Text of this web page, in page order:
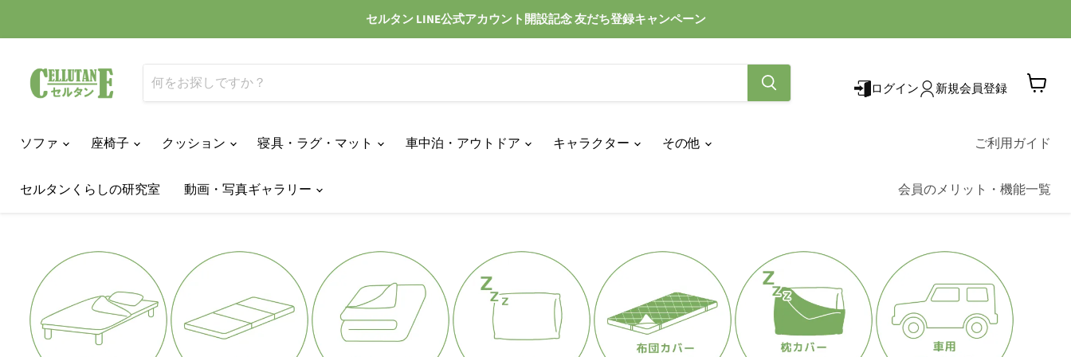
セルタン LINE公式アカウント開設記念 友だち登録キャンペーン
ログイン 新規会員登録
を
ソファ 座椅子 クッション 寝具・ラグ・マット 車中泊・アウトドア キャラクター その他
セルタンくらしの研究室 動画・写真ギャラリー
ご利用ガイド
会員のメリット・機能一覧